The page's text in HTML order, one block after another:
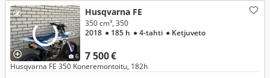
6
Husqvarna FE
7 500 €
350 cm³, 350
2018 ● 185 h ● 4-tahti ● Ketjuveto
Husqvarna FE 350 Koneremontoitu, 182h